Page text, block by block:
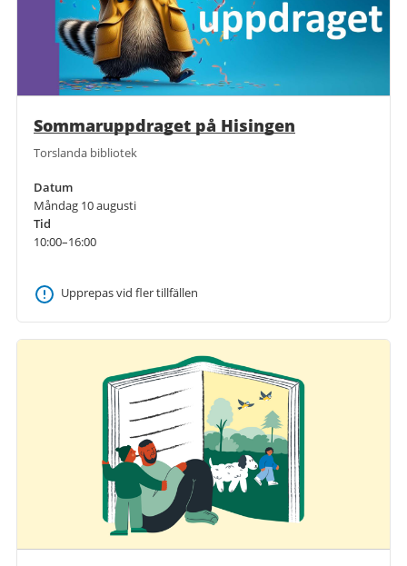
Sommaruppdraget på Hisingen
Torslanda bibliotek
Datum
Måndag 10 augusti
Tid
10:00–16:00
Upprepas vid fler tillfällen